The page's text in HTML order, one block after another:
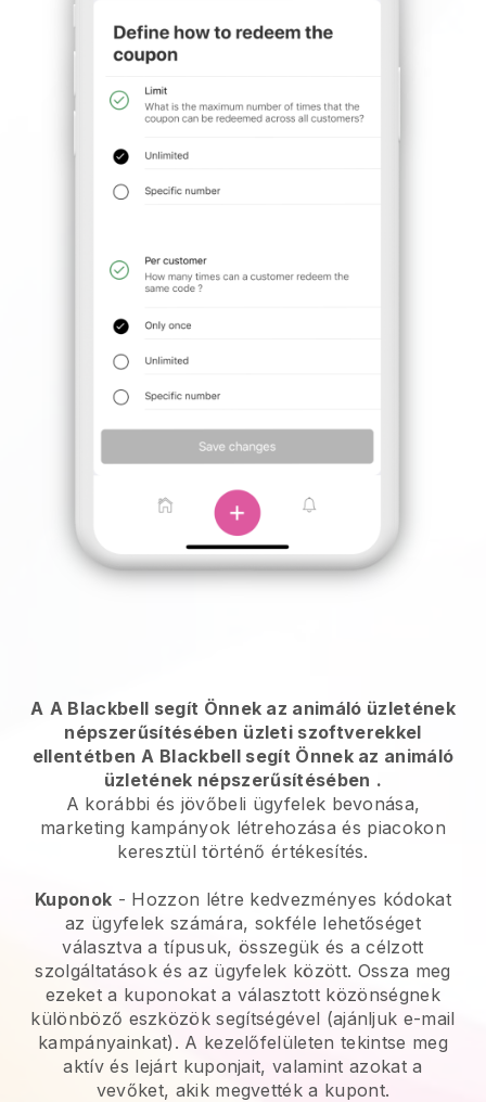
A A Blackbell segít Önnek az animáló üzletének
népszerűsítésében üzleti szoftverekkel
ellentétben A Blackbell segít Önnek az animáló
üzletének népszerűsítésében .
A korábbi és jövőbeli ügyfelek bevonása,
marketing kampányok létrehozása és piacokon
keresztül történő értékesítés.
Kuponok - Hozzon létre kedvezményes kódokat
az ügyfelek számára, sokféle lehetőséget
választva a típusuk, összegük és a célzott
szolgáltatások és az ügyfelek között. Ossza meg
ezeket a kuponokat a választott közönségnek
különböző eszközök segítségével (ajánljuk e-mail
kampányainkat). A kezelőfelületen tekintse meg
aktív és lejárt kuponjait, valamint azokat a
vevőket, akik megvették a kupont.